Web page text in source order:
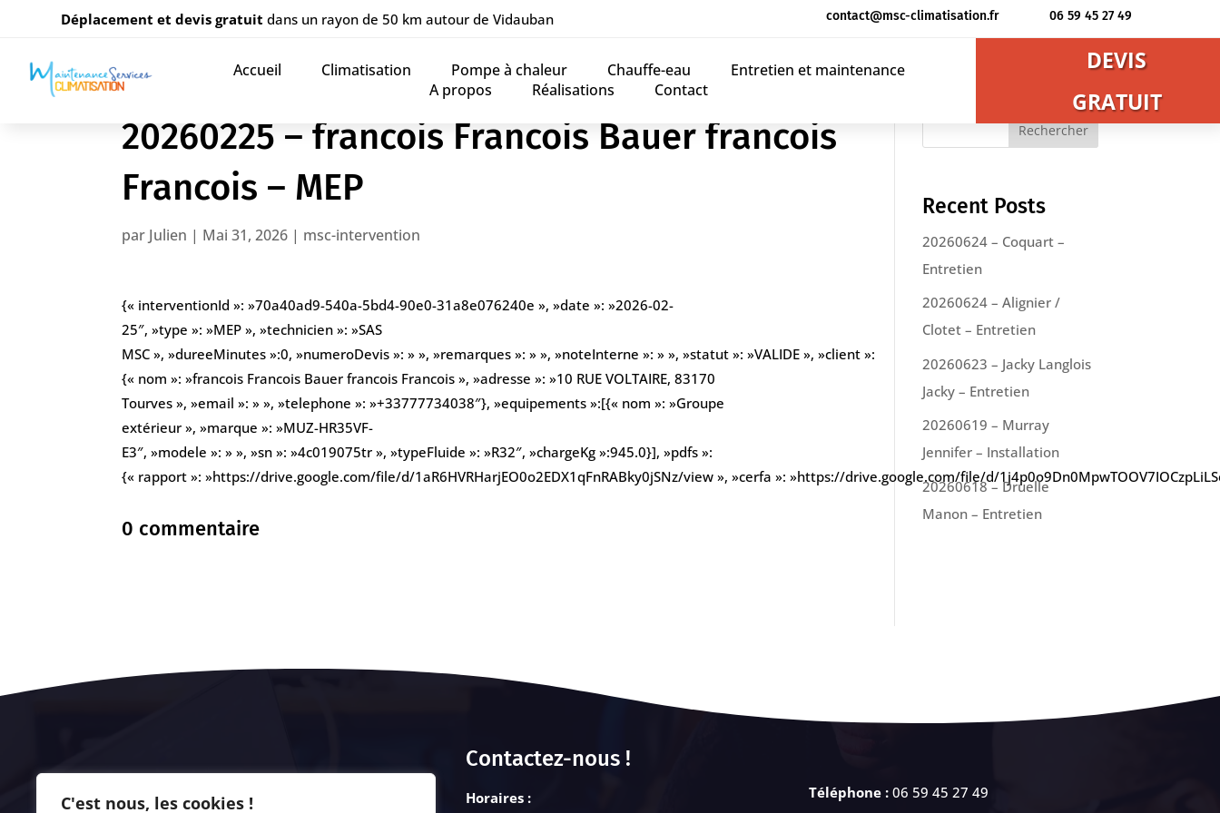
C'est nous, les cookies !
Déplacement et devis gratuitdans un rayon de 50 km autour de Vidauban contact@msc-climatisation.fr 06 59 45 27 49
Accueil Climatisation Pompe à chaleur Chauffe-eau
Entretien et maintenance
A propos
Réalisations Contact
DEVIS
GRATUIT
20260225 – francois Francois Bauer francois
Francois – MEP
par Julien | Mai 31, 2026 | msc-intervention
{« interventionId »: »70a40ad9-540a-5bd4-90e0-31a8e076240e », »date »: »2026-02-
25″, »type »: »MEP », »technicien »: »SAS
MSC », »dureeMinutes »:0, »numeroDevis »: » », »remarques »: » », »noteInterne »: » », »statut »: »VALIDE », »client »:
{« nom »: »francois Francois Bauer francois Francois », »adresse »: »10 RUE VOLTAIRE, 83170
Tourves », »email »: » », »telephone »: »+33777734038″}, »equipements »:[{« nom »: »Groupe
extérieur », »marque »: »MUZ-HR35VF-
E3″, »modele »: » », »sn »: »4c019075tr », »typeFluide »: »R32″, »chargeKg »:945.0}], »pdfs »:
{« rapport »: »https://drive.google.com/file/d/1aR6HVRHarjEO0o2EDX1qFnRABky0jSNz/view », »cerfa »: »https://drive.google.com/file/d/
0 commentaire
Rechercher
Recent Posts
20260624 – Coquart –
Entretien
20260624 – Alignier /
Clotet – Entretien
20260623 – Jacky Langlois
Jacky – Entretien
20260619 – Murray
Jennifer – Installation
20260618 – Druelle
Manon – Entretien
Contactez-nous !
Horaires : Téléphone : 06 59 45 27 49